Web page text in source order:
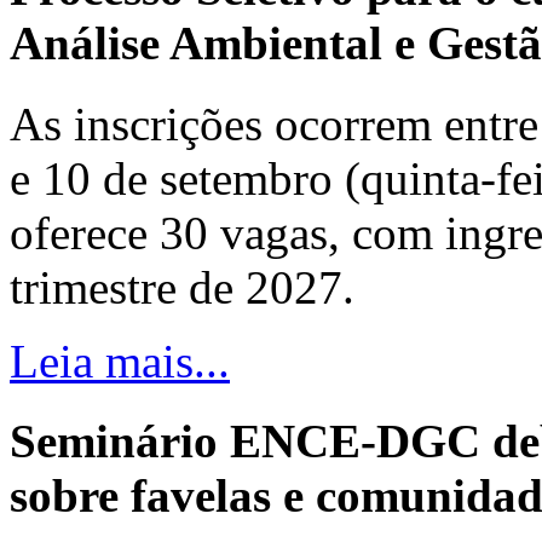
Análise Ambiental e
As inscrições ocorrem
e 10 de setembro (quinta-
oferece 30 vagas, com
trimestre de 2027.
Leia mais...
Seminário ENCE-DGC
sobre favelas e